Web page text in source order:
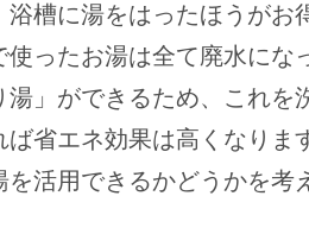
浴槽に湯をはったほうがお
使ったお湯は全て廃水にな
湯」ができるため、これを
ば省エネ効果は高くなりま
を活用できるかどうかを考